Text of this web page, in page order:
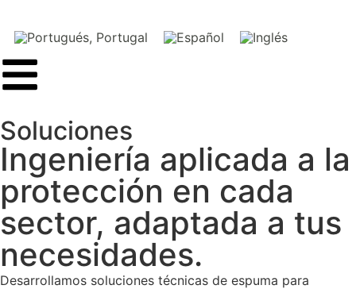
Soluciones
Ingeniería aplicada a la
protección en cada
sector, adaptada a tus
necesidades.
Desarrollamos soluciones técnicas de espuma para